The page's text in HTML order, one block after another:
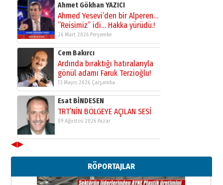
Ahmet Gökhan YAZICI
Ahmed Yesevi’den bir Alperen…
”Reisimiz” idi… Hakka yürüdü.!
26 Mart 2026 Perşembe
Cem Bakırcı
Ardında bıraktığı hatıralarıyla
gönül adamı Faruk Terzioğlu!
13 Mayıs 2026 Çarşamba
Esat BİNDESEN
TRT’NİN BÖLGEYE AÇILAN SESİ
09 Ağustos 2026 Pazar
Erzurumspor’un köşe taşları
29 Haziran 2026 Pazartesi
◀▶
RÖPORTAJLAR